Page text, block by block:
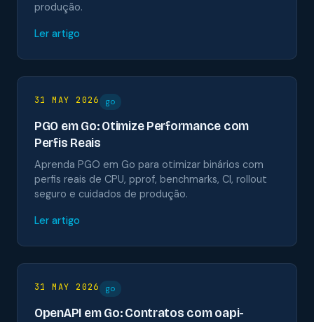
produção.
Ler artigo
31 MAY 2026 go
PGO em Go: Otimize Performance com
Perfis Reais
Aprenda PGO em Go para otimizar binários com
perfis reais de CPU, pprof, benchmarks, CI, rollout
seguro e cuidados de produção.
Ler artigo
31 MAY 2026 go
OpenAPI em Go: Contratos com oapi-